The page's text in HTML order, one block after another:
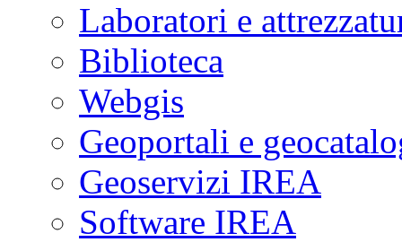
Laboratori e
Biblioteca
Webgis
Geoportali e
Geoservizi IREA
Software IREA